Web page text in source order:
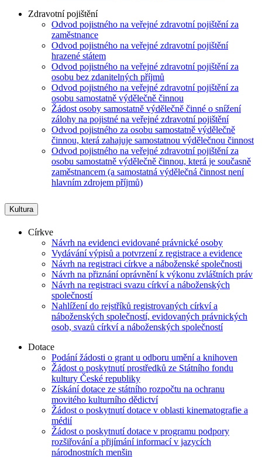
Zdravotní pojištění
Odvod pojistného na veřejné zdravotní pojištění za
zaměstnance
Odvod pojistného na veřejné zdravotní pojištění
hrazené státem
Odvod pojistného na veřejné zdravotní pojištění za
osobu bez zdanitelných příjmů
Odvod pojistného na veřejné zdravotní pojištění za
osobu samostatně výdělečně činnou
Žádost osoby samostatně výdělečně činné o snížení
zálohy na pojistné na veřejné zdravotní pojištění
Odvod pojistného za osobu samostatně výdělečně
činnou, která zahajuje samostatnou výdělečnou činnost
Odvod pojistného na veřejné zdravotní pojištění za
osobu samostatně výdělečně činnou, která je současně
zaměstnancem (a samostatná výdělečná činnost není
hlavním zdrojem příjmů)
Kultura
Církve
Návrh na evidenci evidované právnické osoby
Vydávání výpisů a potvrzení z registrace a evidence
Návrh na registraci církve a náboženské společnosti
Návrh na přiznání oprávnění k výkonu zvláštních práv
Návrh na registraci svazu církví a náboženských
společností
Nahlížení do rejstříků registrovaných církví a
náboženských společností, evidovaných právnických
osob, svazů církví a náboženských společností
Dotace
Podání žádosti o grant u odboru umění a knihoven
Žádost o poskytnutí prostředků ze Státního fondu
kultury České republiky
Získání dotace ze státního rozpočtu na ochranu
movitého kulturního dědictví
Žádost o poskytnutí dotace v oblasti kinematografie a
médií
Žádost o poskytnutí dotace v programu podpory
rozšiřování a přijímání informací v jazycích
národnostních menšin